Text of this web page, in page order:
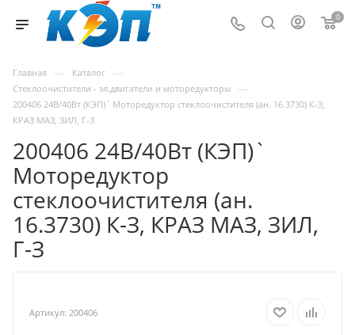
0
Главная — Каталог —
Стеклоочистители - эл.двигатели и моторедукторы —
200406 24В/40Вт (КЭП)` Моторедуктор стеклоочистителя (ан. 16.3730) К-З,
КРАЗ МАЗ, ЗИЛ, Г-З
200406 24В/40Вт (КЭП)`
Моторедуктор
стеклоочистителя (ан.
16.3730) К-З, КРАЗ МАЗ, ЗИЛ,
Г-З
Артикул: 200406